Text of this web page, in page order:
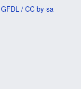
GFDL / CC by-sa